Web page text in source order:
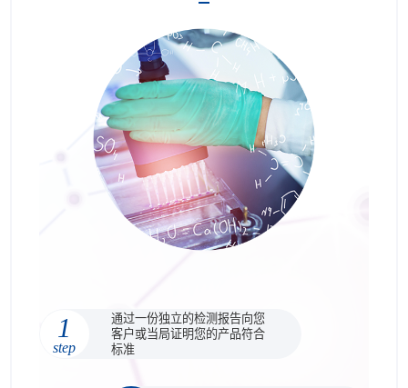
1
step
通过一份独立的检测报告向您
客户或当局证明您的产品符合
标准